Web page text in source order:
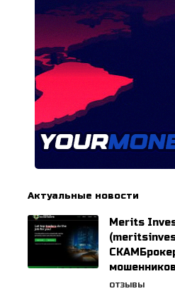
Актуальные новости
Merits
ОТЗЫВЫ